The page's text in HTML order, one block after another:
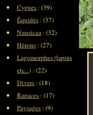
Cygnes : (39)
Équidés : (37)
Nausicaa : (32)
Hérons : (27)
Lagomorphes (lapins
etc...) : (22)
Divers : (18)
Rapaces : (17)
Paysages : (9)